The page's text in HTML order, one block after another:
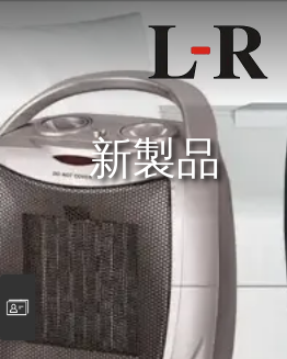
新製品